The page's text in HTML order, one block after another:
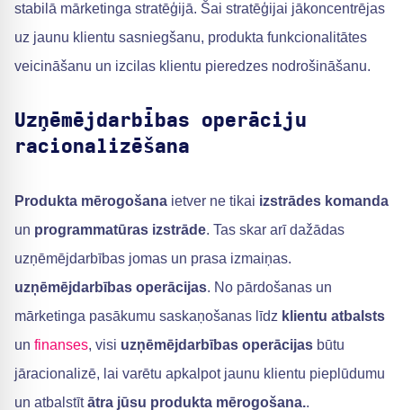
stabilā mārketinga stratēģijā. Šai stratēģijai jākoncentrējas
uz jaunu klientu sasniegšanu, produkta funkcionalitātes
veicināšanu un izcilas klientu pieredzes nodrošināšanu.
Uzņēmējdarbības operāciju
racionalizēšana
Produkta mērogošana ietver ne tikai izstrādes komanda
un programmatūras izstrāde. Tas skar arī dažādas
uzņēmējdarbības jomas un prasa izmaiņas.
uzņēmējdarbības operācijas. No pārdošanas un
mārketinga pasākumu saskaņošanas līdz klientu atbalsts
un finanses, visi uzņēmējdarbības operācijas būtu
jāracionalizē, lai varētu apkalpot jaunu klientu pieplūdumu
un atbalstītātra jūsu produkta mērogošana..